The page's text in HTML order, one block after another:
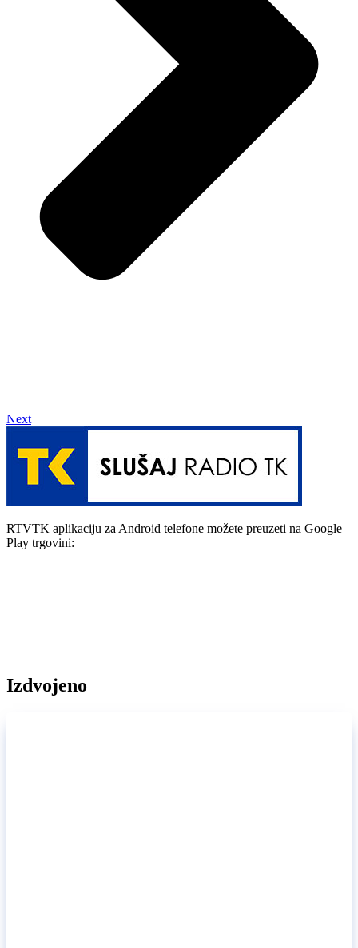
Next
RTVTK aplikaciju za Android telefone možete preuzeti na Google
Play trgovini:
Izdvojeno